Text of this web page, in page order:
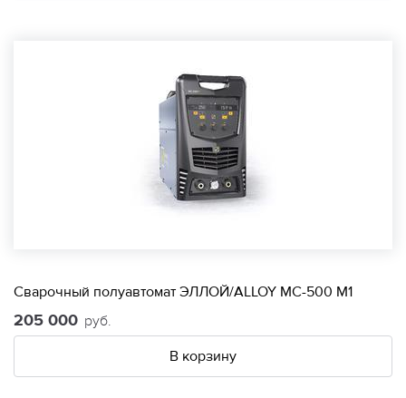
Сварочный полуавтомат ЭЛЛОЙ/ALLOY МС-500 М1
205 000 руб.
В корзину